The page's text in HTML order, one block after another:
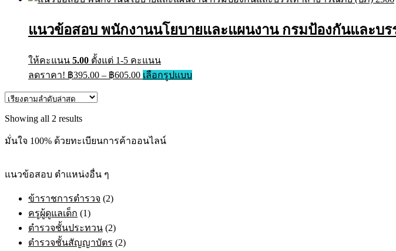
฿395.00
฿670.00
has
variants.
The
chosen
แนวข้อสอบ พนักงานนโยบายและแผนงาน กรมป้องกันและบ
ให้คะแนน 5.00 ตั้งแต่ 1-5 คะแนน
ลดราคา! ฿395.00 – ฿605.00Price
range:
เลือกรูปแบบThis
product
Showing all 2 resultsSorted
latest
มั่นใจ 100% ด้วยทะเบียนการค้าออนไลน์
แนวข้อสอบ ตำแหน่งอื่น ๆ
ข้าราชการตำรวจ (2)
ครูผู้ดูแลเด็ก (1)
ตำรวจชั้นประทวน (2)
ตำรวจชั้นสัญญาบัตร (2)